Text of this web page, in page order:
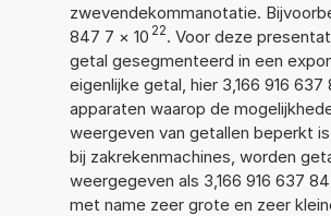
zwevendekommanotatie.
847 7 × 10 22. Voor deze
getal gesegmenteerd in een
eigenlijke getal, hier 3,166 916 637
apparaten waarop de
weergeven van getallen beperkt
bij zakrekenmachines, worden
weergegeven als 3,166 916 637
met name zeer grote en zeer